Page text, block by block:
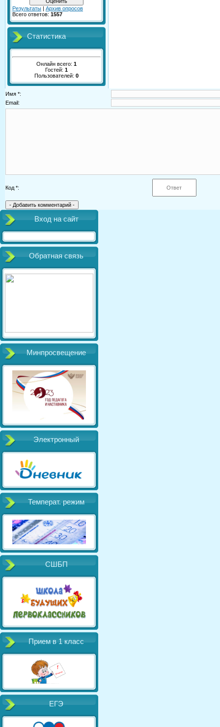
Результаты | Архив опросов
Всего ответов: 1557
Статистика
Онлайн всего: 1
Гостей: 1
Пользователей: 0
Имя *:
Email:
Код *:
Вход на сайт
Обратная связь
Минпросвещение
Электронный
Температ. режим
СШБП
Прием в 1 класс
ЕГЭ